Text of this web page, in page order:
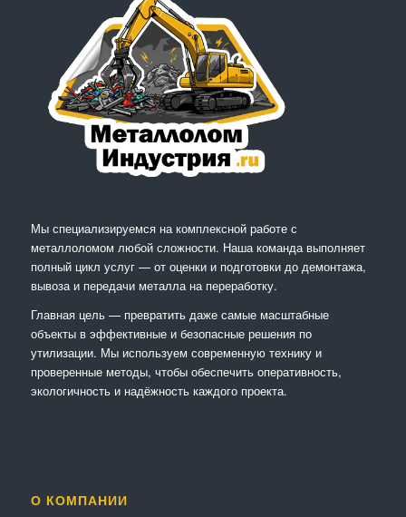
Мы специализируемся на комплексной работе с
металлоломом любой сложности. Наша команда выполняет
полный цикл услуг — от оценки и подготовки до демонтажа,
вывоза и передачи металла на переработку.
Главная цель — превратить даже самые масштабные
объекты в эффективные и безопасные решения по
утилизации. Мы используем современную технику и
проверенные методы, чтобы обеспечить оперативность,
экологичность и надёжность каждого проекта.
О КОМПАНИИ